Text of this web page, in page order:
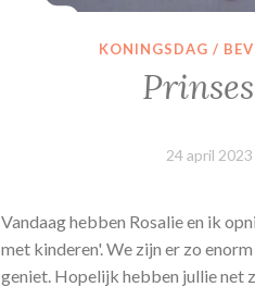
KONINGSDAG /
24 april 2023
Vandaag hebben Rosalie en ik
met kinderen'. We zijn er zo
geniet. Hopelijk hebben jullie net